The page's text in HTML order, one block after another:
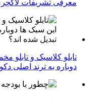
معرفی تشریفات
تابلو کلاسیک و تابلو
دوباره به ترند اصلی